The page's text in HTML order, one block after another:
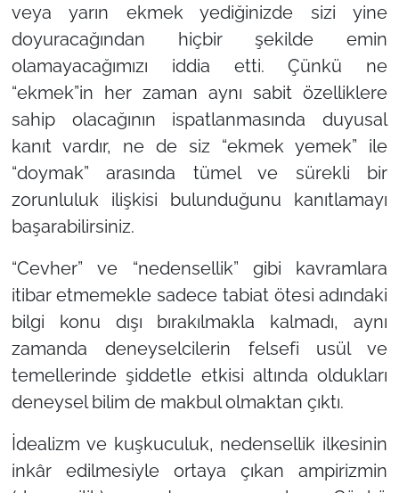
veya yarın ekmek yediğinizde sizi yine
doyuracağından hiçbir şekilde emin
olamayacağımızı iddia etti. Çünkü ne
“ekmek”in her zaman aynı sabit özelliklere
sahip olacağının ispatlanmasında duyusal
kanıt vardır, ne de siz “ekmek yemek” ile
“doymak” arasında tümel ve sürekli bir
zorunluluk ilişkisi bulunduğunu kanıtlamayı
başarabilirsiniz.
“Cevher”ve “nedensellik” gibi kavramlara
itibar etmemekle sadece tabiat ötesi adındaki
bilgi konu dışı bırakılmakla kalmadı, aynı
zamanda deneyselcilerin felsefi usül ve
temellerinde şiddetle etkisi altında oldukları
deneysel bilim de makbul olmaktan çıktı.
İdealizm ve kuşkuculuk, nedensellik ilkesinin
inkâr edilmesiyle ortaya çıkan ampirizmin